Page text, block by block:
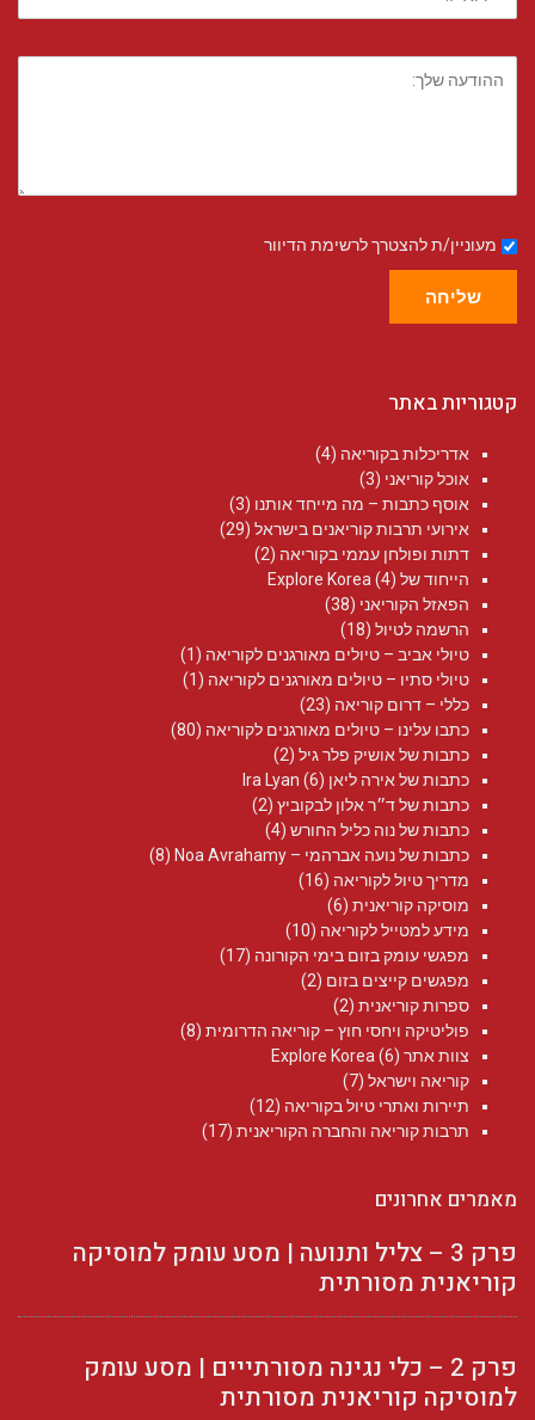
מעוניין/ת להצטרך לרשימת הדיוור
שליחה
קטגוריות באתר
אדריכלות בקוריאה (4)
אוכל קוריאני (3)
אוסף כתבות – מה מייחד אותנו (3)
אירועי תרבות קוריאנים בישראל (29)
דתות ופולחן עממי בקוריאה (2)
הייחוד של Explore Korea (4)
הפאזל הקוריאני (38)
הרשמה לטיול (18)
טיולי אביב – טיולים מאורגנים לקוריאה (1)
טיולי סתיו – טיולים מאורגנים לקוריאה (1)
כללי – דרום קוריאה (23)
כתבו עלינו – טיולים מאורגנים לקוריאה (80)
כתבות של אושיק פלר גיל (2)
כתבות של אירה ליאן Ira Lyan (6)
כתבות של ד״ר אלון לבקוביץ (2)
כתבות של נוה כליל החורש (4)
כתבות של נועה אברהמי – Noa Avrahamy‏
(8)
מדריך טיול לקוריאה (16)
מוסיקה קוריאנית (6)
מידע למטייל לקוריאה (10)
מפגשי עומק בזום בימי הקורונה (17)
מפגשים קייצים בזום (2)
ספרות קוריאנית (2)
פוליטיקה ויחסי חוץ – קוריאה הדרומית (8)
צוות אתר Explore Korea (6)
קוריאה וישראל (7)
תיירות ואתרי טיול בקוריאה (12)
תרבות קוריאה והחברה הקוריאנית (17)
מאמרים אחרונים
פרק 3 – צליל ותנועה | מסע עומק למוסיקה
קוריאנית מסורתית
פרק 2 – כלי נגינה מסורתייים | מסע עומק
למוסיקה קוריאנית מסורתית